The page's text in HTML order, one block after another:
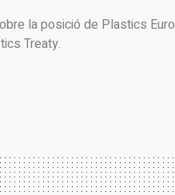
la posició de Plastics
Treaty.